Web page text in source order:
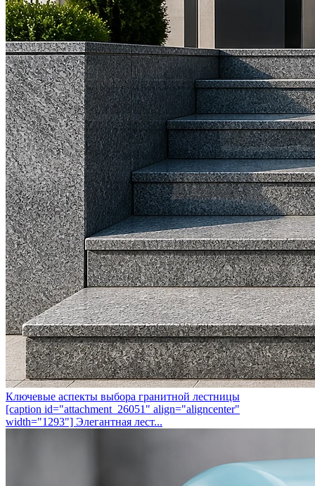
Ключевые аспекты выбора гранитной лестницы
[caption id="attachment_26051" align="aligncenter"
width="1293"] Элегантная лест...